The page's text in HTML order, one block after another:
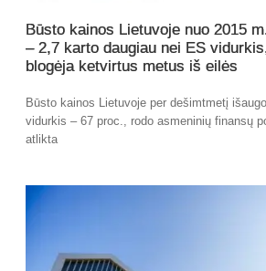
Būsto kainos Lietuvoje nuo 2015
– 2,7 karto daugiau nei ES
blogėja ketvirtus metus iš eilės
Būsto kainos Lietuvoje per dešimtmetį
vidurkis – 67 proc., rodo asmeninių finansų
atlikta